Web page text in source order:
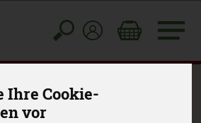
Ihre Cookie-
vor
Toggle
cart